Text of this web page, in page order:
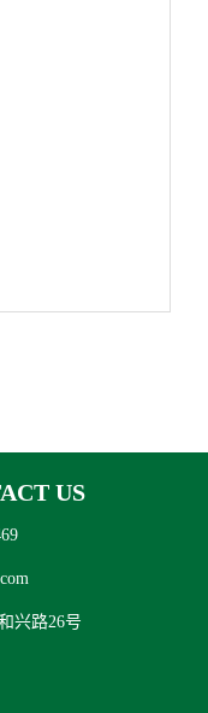
US
兴路26号